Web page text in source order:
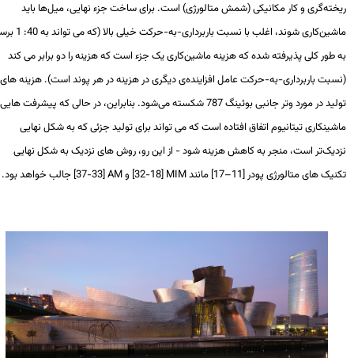
و کار مکانیکی (شمش متالورژی) است. برای ساخت جزء نهایی، میل‌ها باید
ماشین‌کاری شوند، اغلب با نسبت باربرداری-به-حرکت خیلی بالا (که می تواند به 40: 1 برسد).
طور کلی پذیرفته شده که هزینه ماشین‌کاری یک جزء است که هزینه را دو برابر می کند
باربرداری-به-حرکت عامل افزاینده‌ی دیگری در هزینه در هر پوند است). هزینه های
تولید در مورد وتر جانبی بوئینگ 787 شکسته می‌شود. بنابراین، در حالی که پیشرفت هایی در
تیتانیوم اتفاق افتاده است که می تواند برای تولید جزئی که به شکل نهایی
تر است، منجر به کاهش هزینه شود - از این رو، روش های نزدیک به شکل نهایی
های متالورژی پودر [11–17] مانند
MIM[18-32] و AM[33-37] جالب خواهد بود.